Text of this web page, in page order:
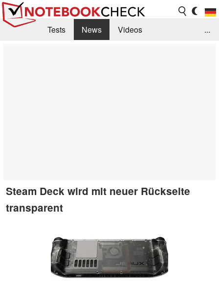
Tests News
Videos
...
Steam Deck wird mit neuer Rückseite
transparent